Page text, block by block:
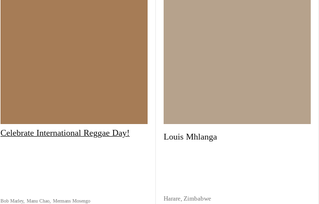
Celebrate International Reggae Day!
Bob Marley, Manu Chao Mermans Mosengo
Louis Mhlanga
Harare, Zimbabwe